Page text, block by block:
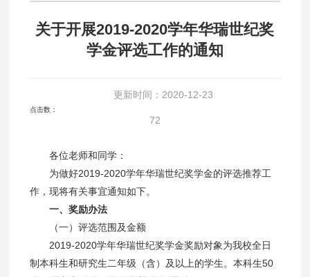
关于开展2019-2020学年华瑞世纪奖
学金评选工作的通知
更新时间：2020-12-23
点击数：
72
各位老师和同学：
为做好2019-2020学年华瑞世纪奖学金的评选推荐工
作，现将有关事宜通知如下。
一、奖励办法
（一）评选范围及金额
2019-2020学年华瑞世纪奖学金奖励对象为我校全日
制本科生和研究生二年级（含）及以上的学生。本科生50